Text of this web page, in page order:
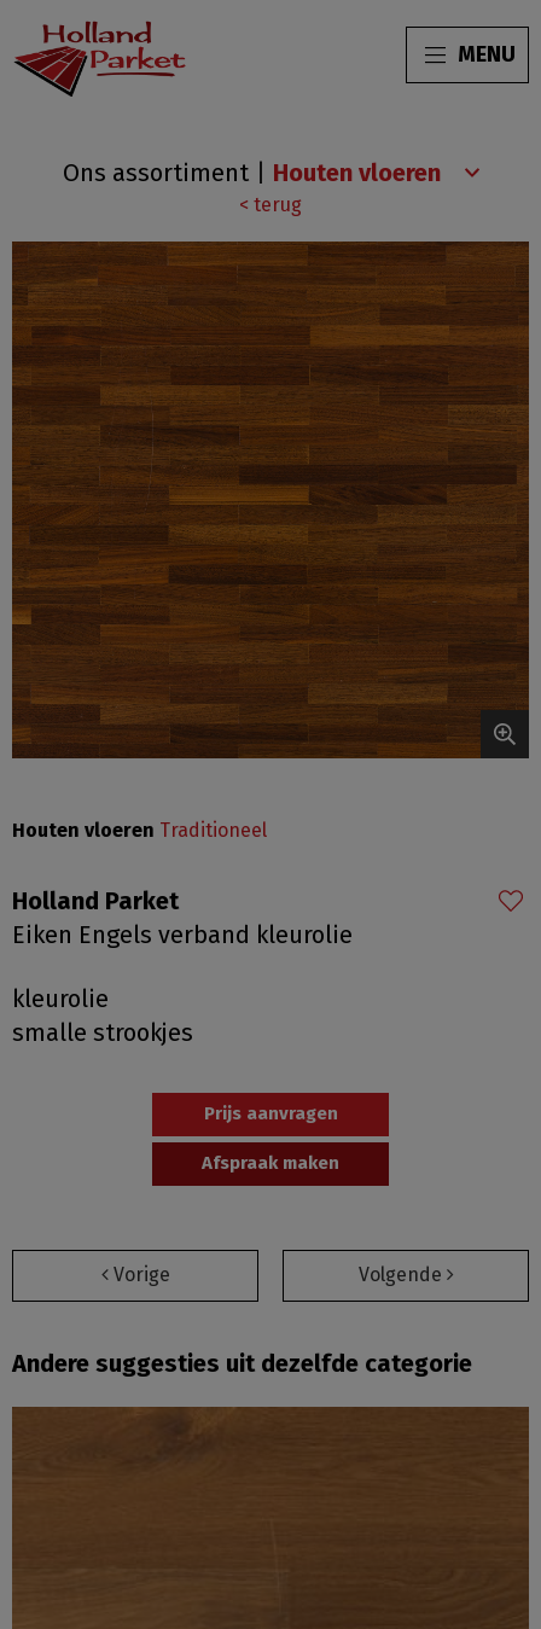
MENU
Eiken
kleurolie
Ons assortiment
< terug
Houten vloeren Traditioneel
Holland Parket
Eiken Engels verband kleurolie
kleurolie
smalle strookjes
Prijs aanvragen
Afspraak maken
Vorige Volgende
Andere suggesties uit dezelfde categorie